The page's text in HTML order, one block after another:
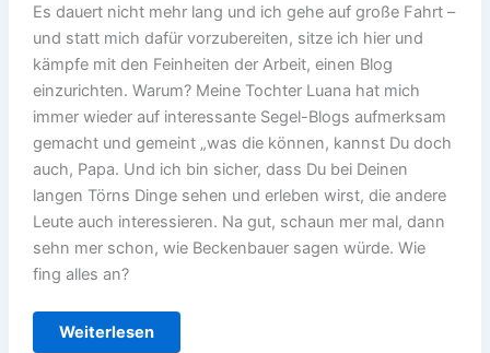
Es dauert nicht mehr lang und ich gehe auf große Fahrt –
und statt mich dafür vorzubereiten, sitze ich hier und
kämpfe mit den Feinheiten der Arbeit, einen Blog
einzurichten. Warum? Meine Tochter Luana hat mich
immer wieder auf interessante Segel-Blogs aufmerksam
gemacht und gemeint „was die können, kannst Du doch
auch, Papa. Und ich bin sicher, dass Du bei Deinen
langen Törns Dinge sehen und erleben wirst, die andere
Leute auch interessieren. Na gut, schaun mer mal, dann
sehn mer schon, wie Beckenbauer sagen würde. Wie
fing alles an?
Meine
Weiterlesen